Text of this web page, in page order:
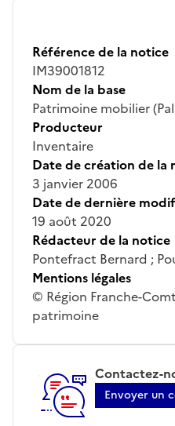
Référence de la notice
IM39001812
Nom de la base
Patrimoine mobilier
Producteur
Inventaire
Date de création de la
3 janvier 2006
Date de dernière
19 août 2020
Rédacteur de la notice
Pontefract Bernard ;
Mentions légales
© Région Franche-
patrimoine
Contactez-
Envoyer un